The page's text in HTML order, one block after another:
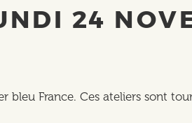
24
bleu France. Ces ateliers sont